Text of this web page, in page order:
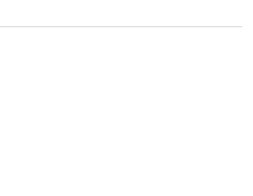
カート カート